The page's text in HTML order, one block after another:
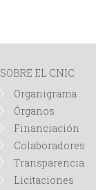
SOBRE EL CNIC
Organigrama
Órganos
Financiación
Colaboradores
Transparencia
Licitaciones